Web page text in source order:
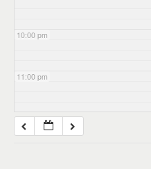
10:00 pm
11:00 pm